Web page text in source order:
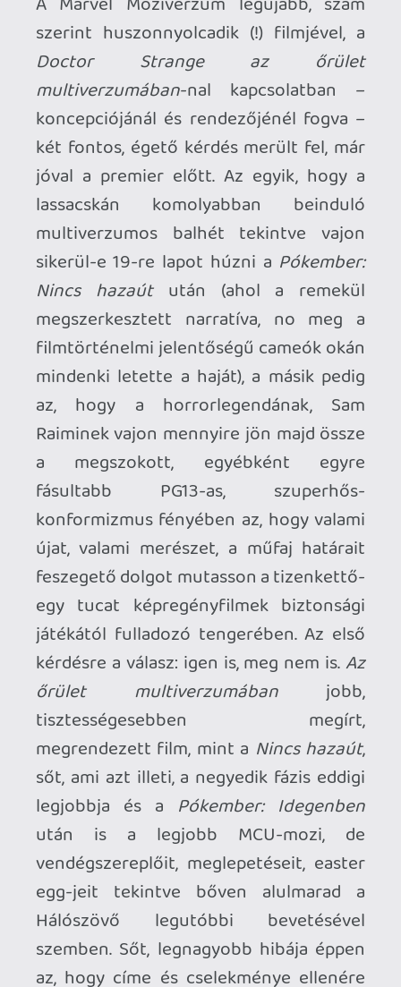
filmtörténelmi jelentőségű cameók okán
mindenki letette a haját), a másik pedig
az, hogy a horrorlegendának, Sam
Raiminek vajon mennyire jön majd össze
a megszokott, egyébként egyre
fásultabb PG13-as, szuperhős-
konformizmus fényében az, hogy valami
újat, valami merészet, a műfaj határait
feszegető dolgot mutasson a tizenkettő-
egy tucat képregényfilmek biztonsági
játékától fulladozó tengerében. Az első
kérdésre a válasz: igen is, meg nem is.
őrület multiverzumában jobb,
tisztességesebben megírt,
megrendezett film, mint aNincs hazaút,
sőt, ami azt illeti, a negyedik fázis eddigi
legjobbja és aPókember: Idegenben
után is a legjobb MCU-mozi, de
vendégszereplőit, meglepetéseit, easter
egg-jeit tekintve bőven alulmarad a
Hálószövő legutóbbi bevetésével
szemben. Sőt, legnagyobb hibája éppen
az, hogy címe és cselekménye ellenére
pont, hogy nem használja ki eléggé a
multiverzumban rejlő, szinte tényleg
végtelen számú lehetőséget. Noha mind
vizuálisan, mind pedig esztétikailag
ötletes, kísérletezős, ügyesen feszegeti a
határokat (valahogy úgy, mint 2014-ben
azAmerika Kapitány: A Tél KatonájaésA
galaxis őrzői), ahhoz már nem elég bátor,
hogy át is szakítsa azokat. De nincs
ebben semmi meglepő, hiszen bő másfél
évtized és töméntelen mennyiségű
film/sorozat után már nagyon jól
ismerjük a frencsájzt, a Disneyt és Kevin
Feige-t is.